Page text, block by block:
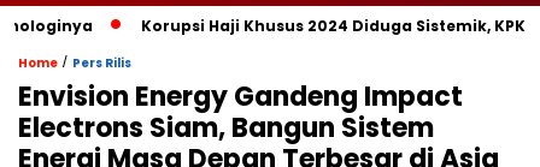
Korupsi Haji Khusus 2024 Diduga Sistemik, KPK
Home / Pers Rilis
Envision Energy Gandeng Impact
Electrons Siam, Bangun Sistem
Energi Masa Depan Terbesar di Asia